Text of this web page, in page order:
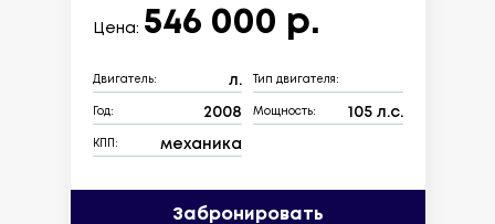
Цена: 546 000 р.
Двигатель: л. Тип двигателя:
Год: 2008 Мощность: 105 л.с.
КПП: механика
Забронировать